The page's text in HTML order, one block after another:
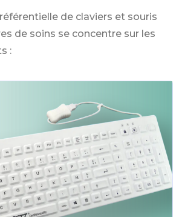
de claviers et souris
de soins se concentre sur les
: